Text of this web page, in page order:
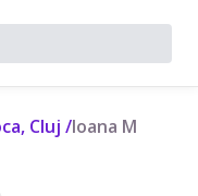
Cluj /Ioana M